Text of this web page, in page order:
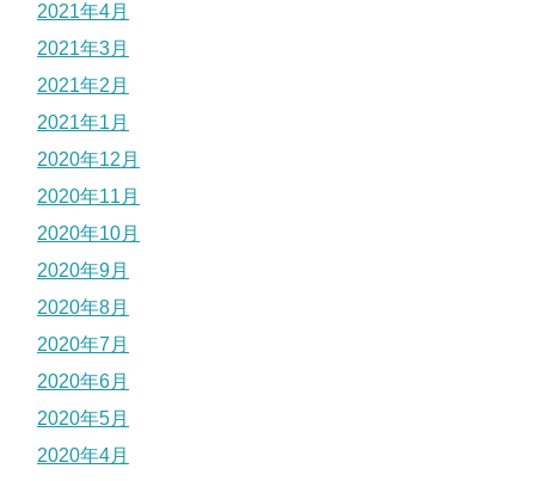
2021年4月
2021年3月
2021年2月
2021年1月
2020年12月
2020年11月
2020年10月
2020年9月
2020年8月
2020年7月
2020年6月
2020年5月
2020年4月